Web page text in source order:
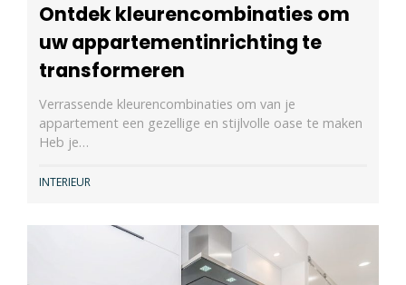
Ontdek kleurencombinaties om
uw appartementinrichting te
transformeren
Verrassende kleurencombinaties om van je
appartement een gezellige en stijlvolle oase te maken
Heb je…
INTERIEUR